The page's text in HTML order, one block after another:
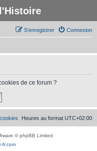
Connexion
S’enregistrer
de ce forum ?
Heures au format UTC+02:00
© phpBB Limited
fr.com